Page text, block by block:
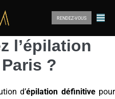
RENDEZ-VOUS
l’épilation
?
d’épilation définitivepour